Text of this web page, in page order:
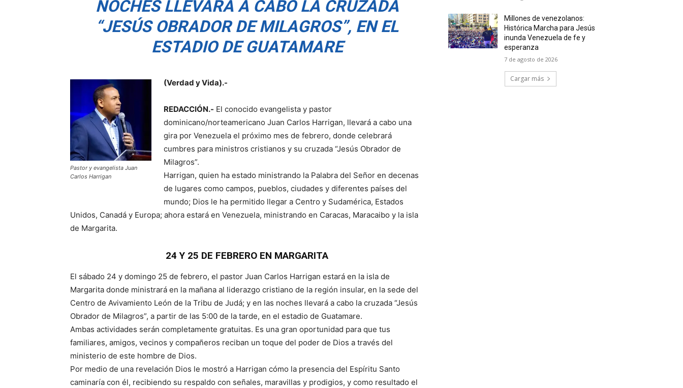
NOCHES LLEVARÁ A CABO LA CRUZADA
“JESÚS OBRADOR DE MILAGROS”, EN EL
ESTADIO DE GUATAMARE
Pastor y evangelista Juan
Carlos Harrigan
(Verdad y Vida).-
REDACCIÓN.- El conocido evangelista y pastor
dominicano/norteamericano Juan Carlos Harrigan, llevará a cabo una
gira por Venezuela el próximo mes de febrero, donde celebrará
cumbres para ministros cristianos y su cruzada “Jesús Obrador de
Milagros”.
Harrigan, quien ha estado ministrando la Palabra del Señor en decenas
de lugares como campos, pueblos, ciudades y diferentes países del
mundo; Dios le ha permitido llegar a Centro y Sudamérica, Estados
Unidos, Canadá y Europa; ahora estará en Venezuela, ministrando en Caracas, Maracaibo y la isla
de Margarita.
24 Y 25 DE FEBRERO EN MARGARITA
El sábado 24 y domingo 25 de febrero, el pastor Juan Carlos Harrigan estará en la isla de
Margarita donde ministrará en la mañana al liderazgo cristiano de la región insular, en la sede del
Centro de Avivamiento León de la Tribu de Judá; y en las noches llevará a cabo la cruzada “Jesús
Obrador de Milagros”, a partir de las 5:00 de la tarde, en el estadio de Guatamare.
Ambas actividades serán completamente gratuitas. Es una gran oportunidad para que tus
familiares, amigos, vecinos y compañeros reciban un toque del poder de Dios a través del
ministerio de este hombre de Dios.
Por medio de una revelación Dios le mostró a Harrigan cómo la presencia del Espíritu Santo
caminaría con él, recibiendo su respaldo con señales, maravillas y prodigios, y como resultado el
Millones de venezolanos:
Histórica Marcha para Jesús
inunda Venezuela de fe y
esperanza
7 de agosto de 2026
Cargar más